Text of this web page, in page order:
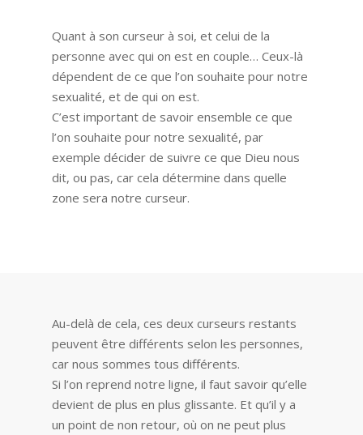
Quant à son curseur à soi, et celui de la
personne avec qui on est en couple… Ceux-là
dépendent de ce que l’on souhaite pour notre
sexualité, et de qui on est.
C’est important de savoir ensemble ce que
l’on souhaite pour notre sexualité, par
exemple décider de suivre ce que Dieu nous
dit, ou pas, car cela détermine dans quelle
zone sera notre curseur.
Au-delà de cela, ces deux curseurs restants
peuvent être différents selon les personnes,
car nous sommes tous différents.
Si l’on reprend notre ligne, il faut savoir qu’elle
devient de plus en plus glissante. Et qu’il y a
un point de non retour, où on ne peut plus